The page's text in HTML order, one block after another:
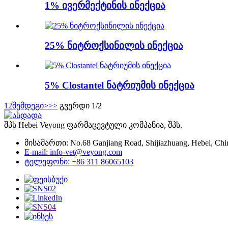
1% ივერმექტინის ინექცია
25% ნიტროქსინილის ინექცია
5% Clostantel ნატრიუმის ინექცია
1 2შემდეგი>>> გვერდი 1/2
შპს Hebei Veyong ფარმაცევტული კომპანია, შპს.
მისამართი: No.68 Ganjiang Road, Shijiazhuang, Hebei,
E-mail: info-vet@veyong.com
ტელეფონი: +86 311 86065103